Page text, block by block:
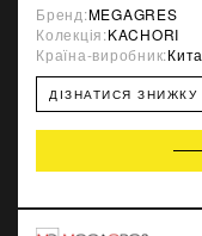
Бренд:MEGAGRES
Колекція:KACHORI
Країна-виробник:
ДІЗНАТИСЯ ЗНИЖКУ